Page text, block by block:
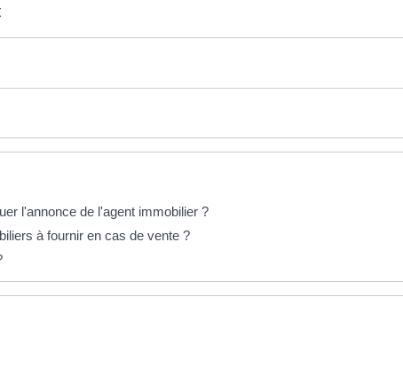
l'annonce de l'agent immobilier ?
à fournir en cas de vente ?